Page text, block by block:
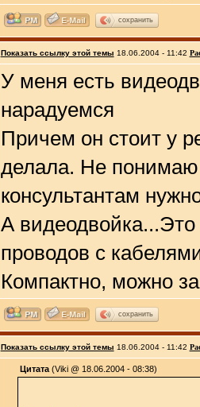
сохранить
Показать ссылку этой темы 18.06.2004 - 11:42
У меня есть
нарадуемся
Причем он стоит у
делала. Не
консультантам
А видеодвойка...Это
проводов с
Компактно, можно
сохранить
Показать ссылку этой темы 18.06.2004 - 11:42
Цитата(Viki @ 18.06.2004 - 08:38)